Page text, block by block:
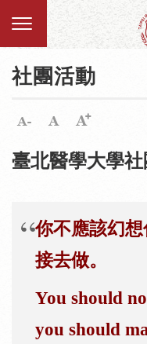
社團活動
臺北醫學大學
你不應該幻
接去做。
You should
you should